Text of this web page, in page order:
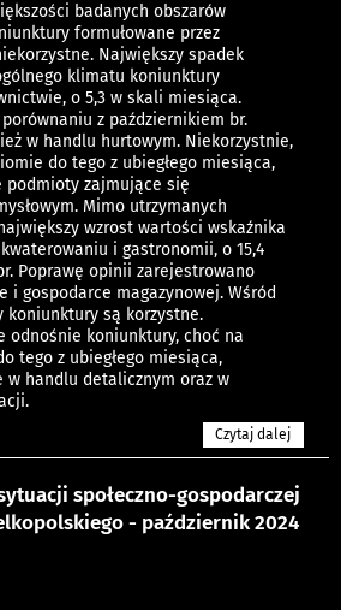
badanych obszarów
formułowane przez
Największy spadek
klimatu koniunktury
o 5,3 w skali miesiąca.
z październikiem br.
w handlu hurtowym. Niekorzystnie,
do tego z ubiegłego miesiąca,
zajmujące się
Mimo utrzymanych
wzrost wartości wskaźnika
i gastronomii, o 15,4
Poprawę opinii zarejestrowano
i gospodarce magazynowej. Wśród
koniunktury są korzystne.
odnośnie koniunktury, choć na
tego z ubiegłego miesiąca,
w handlu detalicznym oraz w
Czytaj dalej
społeczno-gospodarczej
- październik 2024